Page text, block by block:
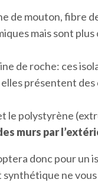
de mouton, fibre
mais sont
de roche: ces
présentent
le polystyrène
murs par
donc pour un
synthétique ne